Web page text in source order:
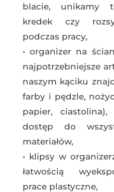
blacie, unikamy
kredek czy
podczas pracy,
• organizer na
najpotrzebniejsze
naszym kąciku
farby i pędzle,
papier,
dostęp do
materiałów,
• klipsy w
łatwością
prace plastyczne,